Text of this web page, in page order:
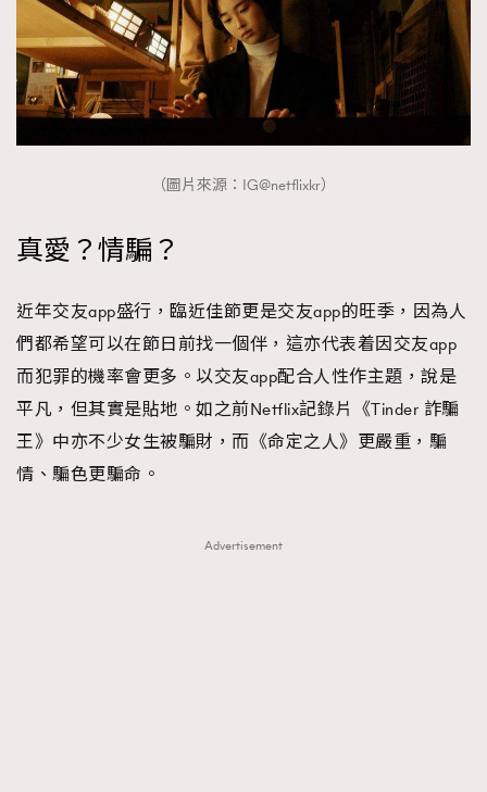
（圖片來源：IG@netflixkr）
真愛？情騙？
近年交友app盛行，臨近佳節更是交友app的旺季，因為人
們都希望可以在節日前找一個伴，這亦代表着因交友app
而犯罪的機率會更多。以交友app配合人性作主題，說是
平凡，但其實是貼地。如之前Netflix記錄片《Tinder 詐騙
王》中亦不少女生被騙財，而《命定之人》更嚴重，騙
情、騙色更騙命。
Advertisement